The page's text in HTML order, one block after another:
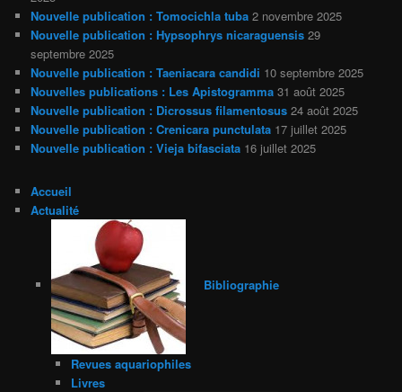
Nouvelle publication : Tomocichla tuba 2 novembre 2025
Nouvelle publication : Hypsophrys nicaraguensis 29
septembre 2025
Nouvelle publication : Taeniacara candidi 10 septembre 2025
Nouvelles publications : Les Apistogramma 31 août 2025
Nouvelle publication : Dicrossus filamentosus 24 août 2025
Nouvelle publication : Crenicara punctulata 17 juillet 2025
Nouvelle publication : Vieja bifasciata 16 juillet 2025
Accueil
Actualité
Bibliographie
Revues aquariophiles
Livres